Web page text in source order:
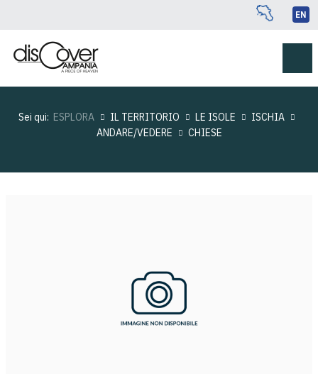
EN
Sei qui: ESPLORA IL TERRITORIO LE ISOLE
ISCHIA
ANDARE/VEDERE
CHIESE